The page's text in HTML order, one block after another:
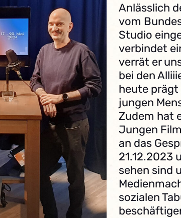
Anlässlich
vom
Studio
verbindet
verrät er
bei den
heute prägt
jungen
Zudem hat
Jungen
an das
21.12.2023
sehen sind
sozialen